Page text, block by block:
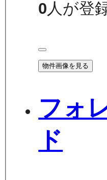
0人が登
物件画像を見る
フォ
ド